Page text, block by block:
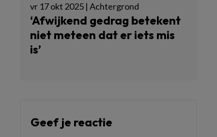
vr 17 okt 2025 | Achtergrond
‘Afwijkend gedrag betekent
niet meteen dat er iets mis
is’
Geef je reactie